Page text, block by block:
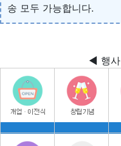
송 모두 가능합니다.
◀ 행